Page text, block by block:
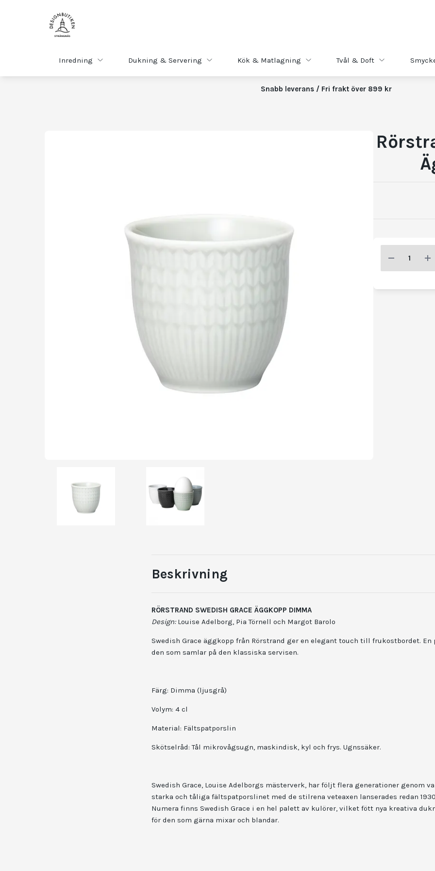
Inredning Dukning & Servering Kök & Matlagning Tvål & Doft
Snabb leverans / Fri frakt över 899 kr
Beskrivning
RÖRSTRAND SWEDISH GRACE ÄGGKOPP DIMMA
Design:Louise Adelborg, Pia Törnell och Margot Barolo
Swedish Grace äggkopp från Rörstrand ger en elegant touch till frukostbordet.
den som samlar på den klassiska servisen.
Färg: Dimma (ljusgrå)
Volym: 4 cl
Material: Fältspatporslin
Skötselråd: Tål mikrovågsugn, maskindisk, kyl och frys. Ugnssäker.
Swedish Grace, Louise Adelborgs mästerverk, har följt flera generationer genom
starka och tåliga fältspatporslinet med de stilrena veteaxen lanserades redan
Numera finns Swedish Grace i en hel palett av kulörer, vilket fött nya kreativa
för den som gärna mixar och blandar.